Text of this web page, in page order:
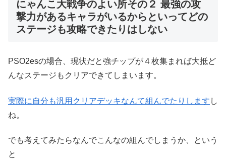
にゃんこ大戦争のよい所その２ 最強の攻
撃力があるキャラがいるからといってどの
ステージも攻略できたりはしない
PSO2esの場合、現状だと強チップが４枚集まれば大抵ど
んなステージもクリアできてしまいます。
実際に自分も汎用クリアデッキなんて組んでたりします し
ね。
でも考えてみたらなんでこんなの組んでしまうか、という
と